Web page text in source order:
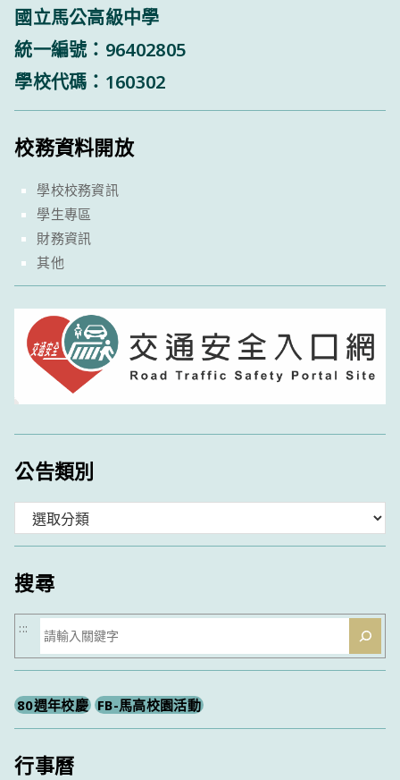
國立馬公高級中學
統一編號：96402805
學校代碼：160302
校務資料開放
學校校務資訊
學生專區
財務資訊
其他
公告類別
類
搜尋
搜
尋
:::
80週年校慶 FB-馬高校園活動
行事曆